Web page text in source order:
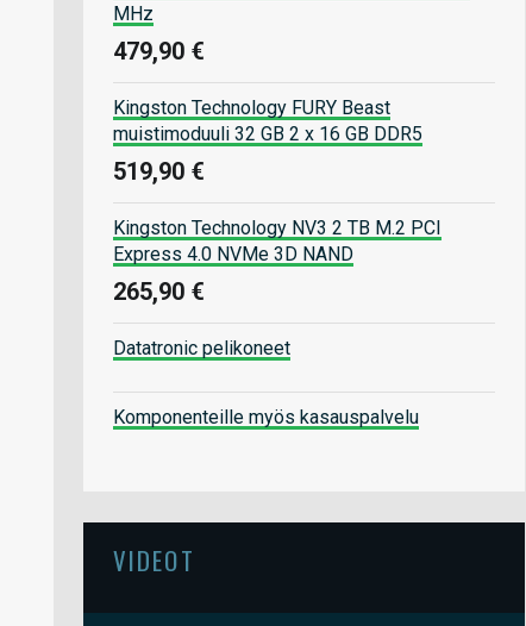
MHz
479,90 €
Kingston Technology FURY Beast
muistimoduuli 32 GB 2 x 16 GB DDR5
519,90 €
Kingston Technology NV3 2 TB M.2 PCI
Express 4.0 NVMe 3D NAND
265,90 €
Datatronic pelikoneet
Komponenteille myös kasauspalvelu
VIDEOT